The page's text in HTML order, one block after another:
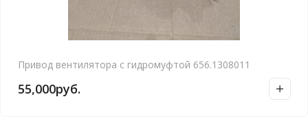
Привод вентилятора с гидромуфтой 656.1308011
55,000руб.